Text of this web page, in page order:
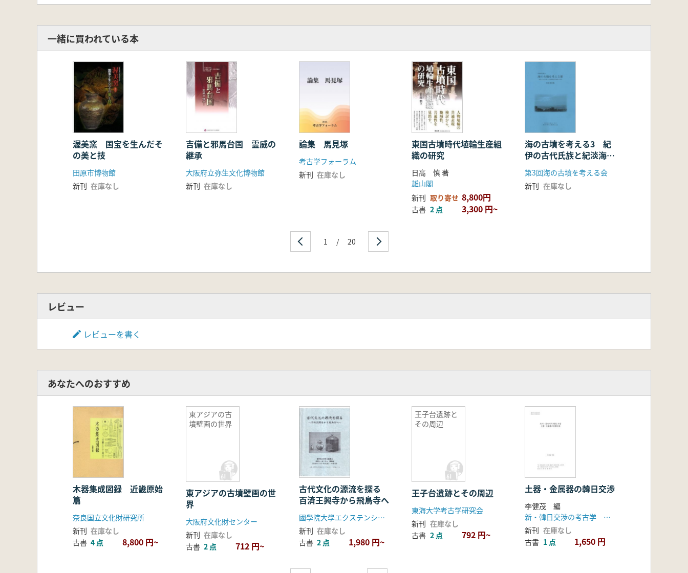
遠 江 贄 元洋
愛知県史掲載編年表
一緒に買われている本
渥美窯 国宝を生んだそ
の美と技
田原市博物館
新刊 在庫なし
吉備と邪馬台国 霊威の
継承
大阪府立弥生文化博物館
新刊 在庫なし
論集 馬見塚
考古学フォーラム
新刊 在庫なし
東国古墳時代埴輪生産組
織の研究
日高 慎 著
雄山閣
新刊 取り寄せ 8,800円
古書 2 点 3,300 円~
海の古墳を考える3 紀
伊の古代氏族と紀淡海峡
周辺地域の古墳 発表要
旨集
第3回海の古墳を考える会
新刊 在庫なし
1 / 20
レビュー
レビューを書く
あなたへのおすすめ
木器集成図録 近畿原始
篇
奈良国立文化財研究所
新刊 在庫なし
古書 4 点 8,800 円~
東アジアの古
墳壁画の世界
東アジアの古墳壁画の世
界
大阪府文化財センター
新刊 在庫なし
古書 2 点 712 円~
古代文化の源流を探る
百済王興寺から飛鳥寺へ
國學院大學エクステンション事業課
新刊 在庫なし
古書 2 点 1,980 円~
王子台遺跡と
その周辺
王子台遺跡とその周辺
東海大学考古学研究会
新刊 在庫なし
古書 2 点 792 円~
土器・金属器の韓日交渉
李健茂 編
新・韓日交渉の考古学 初期鉄器・三国時代・弥生時代研究会
新刊 在庫なし
古書 1 点 1,650 円